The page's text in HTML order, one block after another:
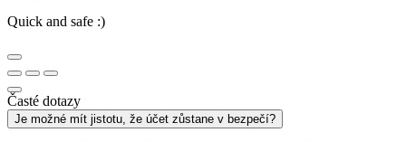
Quick and safe :)
Časté dotazy
Je možné mít jistotu, že účet zůstane v bezpečí?